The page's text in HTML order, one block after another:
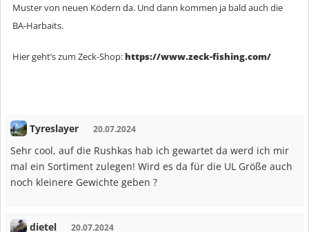
Muster von neuen Ködern da. Und dann kommen ja bald auch die
BA-Harbaits.
Hier geht’s zum Zeck-Shop:https://www.zeck-fishing.com/
Tyreslayer 20.07.2024
Sehr cool, auf die Rushkas hab ich gewartet da werd ich mir
mal ein Sortiment zulegen! Wird es da für die UL Größe auch
noch kleinere Gewichte geben ?
dietel 20.07.2024